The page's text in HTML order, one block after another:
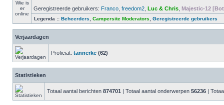
Geregistreerde gebruikers: Franco freedom2 Luc & Chris Majestic-12
Legenda :: Beheerders Campersite Moderators Geregistreerde gebruikers
Verjaardagen
Proficiat: tannerke (62)
Statistieken
Totaal aantal berichten 874701 | Totaal aantal onderwerpen 56236 |